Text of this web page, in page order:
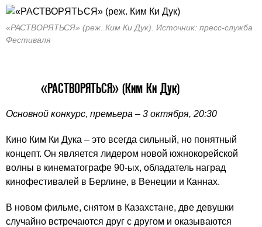
«РАСТВОРЯТЬСЯ» (реж. Ким Ки Дук). Источник: пресс-служба
Фестиваля
«РАСТВОРЯТЬСЯ» (Ким Ки Дук)
Основной конкурс, премьера – 3 октября, 20:30
Кино Ким Ки Дука – это всегда сильный, но понятный
концепт. Он является лидером новой южнокорейской
волны в кинематографе 90-ых, обладатель наград
кинофестивалей в Берлине, в Венеции и Каннах.
В новом фильме, снятом в Казахстане, две девушки
случайно встречаются друг с другом и оказываются